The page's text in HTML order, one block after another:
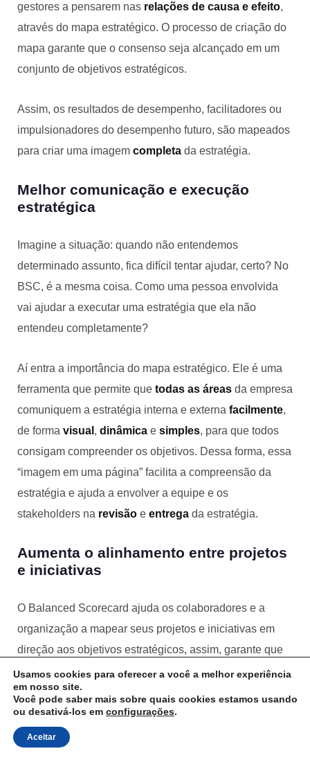
gestores a pensarem nas relações de causa e efeito,
através do mapa estratégico. O processo de criação do
mapa garante que o consenso seja alcançado em um
conjunto de objetivos estratégicos.
Assim, os resultados de desempenho, facilitadores ou
impulsionadores do desempenho futuro, são mapeados
para criar uma imagem completa da estratégia.
Melhor comunicação e execução
estratégica
Imagine a situação: quando não entendemos
determinado assunto, fica difícil tentar ajudar, certo? No
BSC, é a mesma coisa. Como uma pessoa envolvida
vai ajudar a executar uma estratégia que ela não
entendeu completamente?
Aí entra a importância do mapa estratégico. Ele é uma
ferramenta que permite que todas as áreas da empresa
comuniquem a estratégia interna e externa facilmente,
de forma visual , dinâmica e simples, para que todos
consigam compreender os objetivos. Dessa forma, essa
“imagem em uma página” facilita a compreensão da
estratégia e ajuda a envolver a equipe e os
stakeholders na revisão e entrega da estratégia.
Aumenta o alinhamento entre projetos
e iniciativas
O Balanced Scorecard ajuda os colaboradores e a
organização a mapear seus projetos e iniciativas em
direção aos objetivos estratégicos, assim, garante que
os projetos estejam totalmente focados na entrega
dos objetivos mais estratégicos possíveis.
Melhora a gestão da informação
Usamos cookies para oferecer a você a melhor experiência
em nosso site.
Você pode saber mais sobre quais cookies estamos usando
ou desativá-los em configurações.
Aceitar